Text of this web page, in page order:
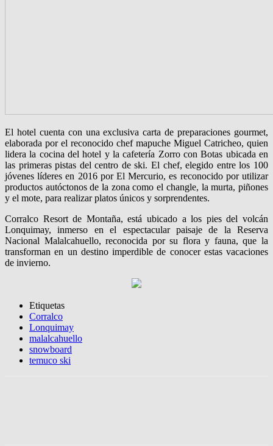
El hotel cuenta con una exclusiva carta de preparaciones gourmet,
elaborada por el reconocido chef mapuche Miguel Catricheo, quien
lidera la cocina del hotel y la cafetería Zorro con Botas ubicada en
las primeras pistas del centro de ski. El chef, elegido entre los 100
jóvenes líderes en 2016 por El Mercurio, es reconocido por utilizar
productos autóctonos de la zona como el changle, la murta, piñones
y el mote, para realizar platos únicos y sorprendentes.
Corralco Resort de Montaña, está ubicado a los pies del volcán
Lonquimay, inmerso en el espectacular paisaje de la Reserva
Nacional Malalcahuello, reconocida por su flora y fauna, que la
transforman en un destino imperdible de conocer estas vacaciones
de invierno.
Etiquetas
Corralco
Lonquimay
malalcahuello
snowboard
temuco ski